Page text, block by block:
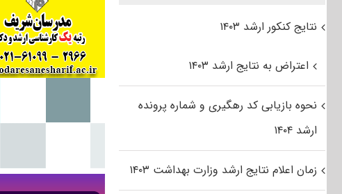
نتایج کنکور ارشد ۱۴۰۳
اعتراض به نتایج ارشد ۱۴۰۳
نحوه بازیابی کد رهگیری و شماره پرونده
ارشد ۱۴۰۴
زمان اعلام نتایج ارشد وزارت بهداشت ۱۴۰۳